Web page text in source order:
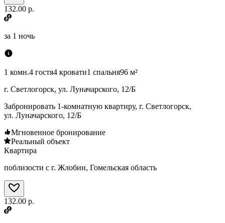
132.00 р.
за 1 ночь
1 комн.4 гостя4 кровати1 спальня96 м²
г. Светлогорск, ул. Луначарского, 12/Б
Забронировать 1-комнатную квартиру, г. Светлогорск,
ул. Луначарского, 12/Б
Мгновенное бронирование
Реальный объект
Квартира
поблизости с г. Жлобин, Гомельская область
132.00 р.